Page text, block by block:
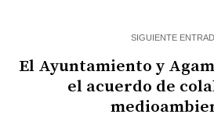
SIGUIENTE
El Ayuntamiento y
el acuerdo de